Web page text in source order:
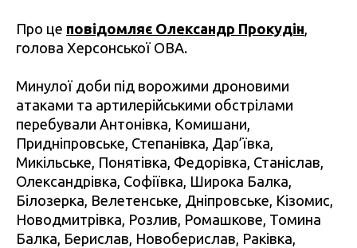
Про це повідомляє Олександр Прокудін
голова Херсонської ОВА.
Минулої доби під ворожими дроновими
атаками та артилерійськими обстрілами
перебували Антонівка, Комишани,
Придніпровське, Степанівка, Дар’ївка,
Микільське, Понятівка, Федорівка, Станіслав,
Олександрівка, Софіївка, Широка Балка,
Білозерка, Велетенське, Дніпровське, Кізомис,
Новодмитрівка, Розлив, Ромашкове, Томина
Балка, Берислав, Новоберислав, Раківка,